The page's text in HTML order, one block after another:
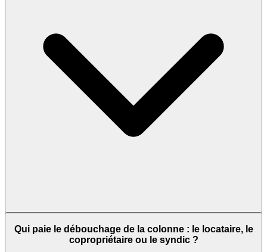
Qui paie le débouchage de la colonne : le locataire, le
copropriétaire ou le syndic ?